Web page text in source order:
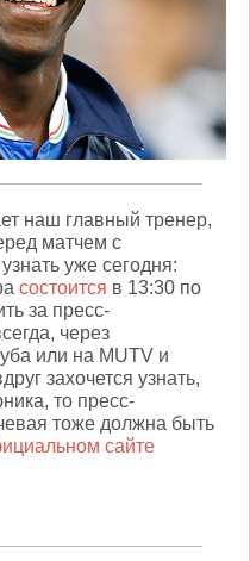
наш главный тренер,
матчем с
уже сегодня:
состоится в 13:30 по
за пресс-
через
или на MUTV и
захочется узнать,
то пресс-
тоже должна быть
сайте